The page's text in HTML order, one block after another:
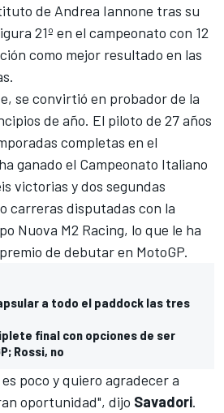
de Andrea Iannone tras su
21º en el campeonato con 12
como mejor resultado en las
se convirtió en probador de la
de año. El piloto de 27 años
completas en el
ganado el Campeonato Italiano
victorias y dos segundas
carreras disputadas con la
Nuova M2 Racing, lo que le ha
de debutar en MotoGP.
a todo el paddock las tres
final con opciones de ser
Rossi, no
poco y quiero agradecer a
oportunidad", dijo Savadori.